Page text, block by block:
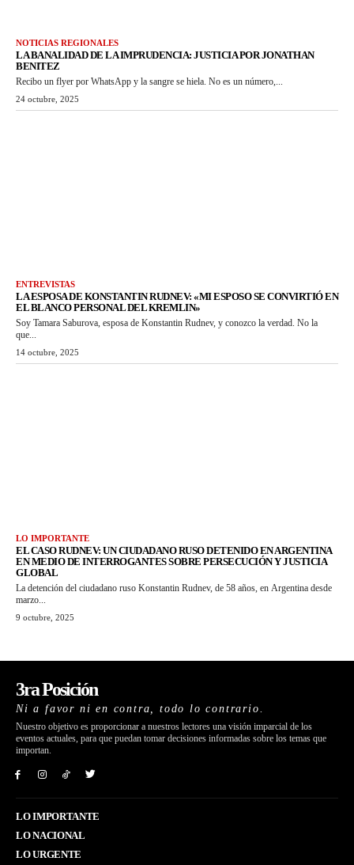
NOTICIAS REGIONALES
LA BANALIDAD DE LA IMPRUDENCIA: JUSTICIA POR JONATHAN
BENITEZ
Recibo un flyer por WhatsApp y la sangre se hiela. No es un número,...
24 octubre, 2025
ENTREVISTAS
LA ESPOSA DE KONSTANTIN RUDNEV: «MI ESPOSO SE CONVIRTIÓ EN
EL BLANCO PERSONAL DEL KREMLIN»
Soy Tamara Saburova, esposa de Konstantin Rudnev, y conozco la verdad. No la
que...
14 octubre, 2025
LO IMPORTANTE
EL CASO RUDNEV: UN CIUDADANO RUSO DETENIDO EN ARGENTINA
EN MEDIO DE INTERROGANTES SOBRE PERSECUCIÓN Y JUSTICIA
GLOBAL
La detención del ciudadano ruso Konstantin Rudnev, de 58 años, en Argentina desde
marzo...
9 octubre, 2025
3ra Posición
Ni a favor ni en contra, todo lo contrario.
Nuestro objetivo es proporcionar a nuestros lectores una visión imparcial de los
eventos actuales, para que puedan tomar decisiones informadas sobre los temas que
importan.
LO IMPORTANTE
LO NACIONAL
LO URGENTE